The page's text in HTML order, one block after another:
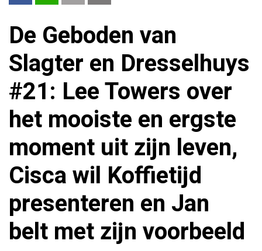
De Geboden van
Slagter en Dresselhuys
#21: Lee Towers over
het mooiste en ergste
moment uit zijn leven,
Cisca wil Koffietijd
presenteren en Jan
belt met zijn voorbeeld